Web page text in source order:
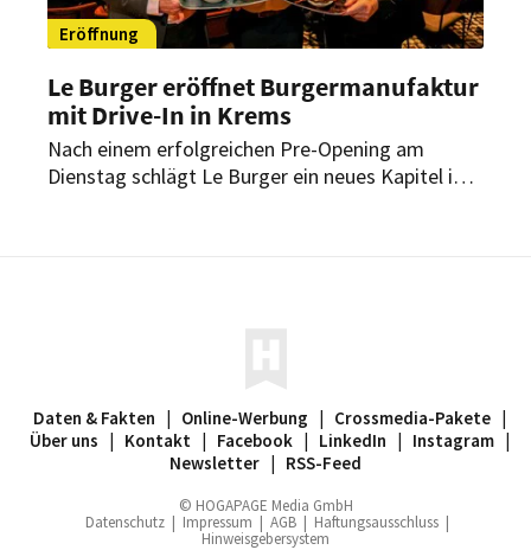
Eröffnung
Le Burger eröffnet Burgermanufaktur
mit Drive-In in Krems
Nach einem erfolgreichen Pre-Opening am
Dienstag schlägt Le Burger ein neues Kapitel in
Daten & Fakten | Online-Werbung | Crossmedia-Pakete |
Über uns | Kontakt | Facebook | LinkedIn | Instagram |
Newsletter | RSS-Feed
© HOGAPAGE Media GmbH
Datenschutz | Impressum | AGB | Haftungsausschluss |
Hinweisgebersystem